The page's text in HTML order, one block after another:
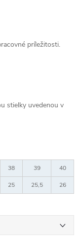
príležitosti.
stielky uvedenou v
38 39 40
25 25,5 26